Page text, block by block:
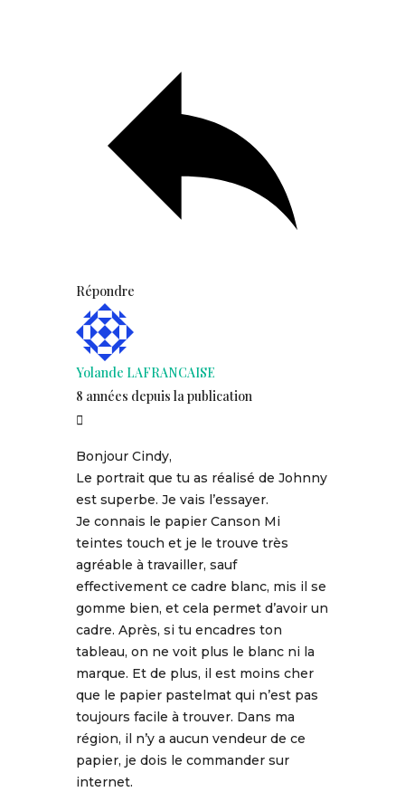
Répondre
Yolande LAFRANCAISE
8 années depuis la publication
Bonjour Cindy,
Le portrait que tu as réalisé de Johnny
est superbe. Je vais l’essayer.
Je connais le papier Canson Mi
teintes touch et je le trouve très
agréable à travailler, sauf
effectivement ce cadre blanc, mis il se
gomme bien, et cela permet d’avoir un
cadre. Après, si tu encadres ton
tableau, on ne voit plus le blanc ni la
marque. Et de plus, il est moins cher
que le papier pastelmat qui n’est pas
toujours facile à trouver. Dans ma
région, il n’y a aucun vendeur de ce
papier, je dois le commander sur
internet.